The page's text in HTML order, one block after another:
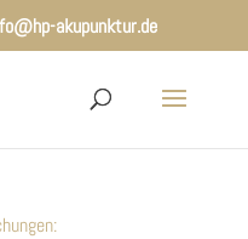
akupunktur.de